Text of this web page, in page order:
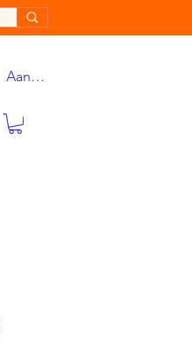
Aanmelden